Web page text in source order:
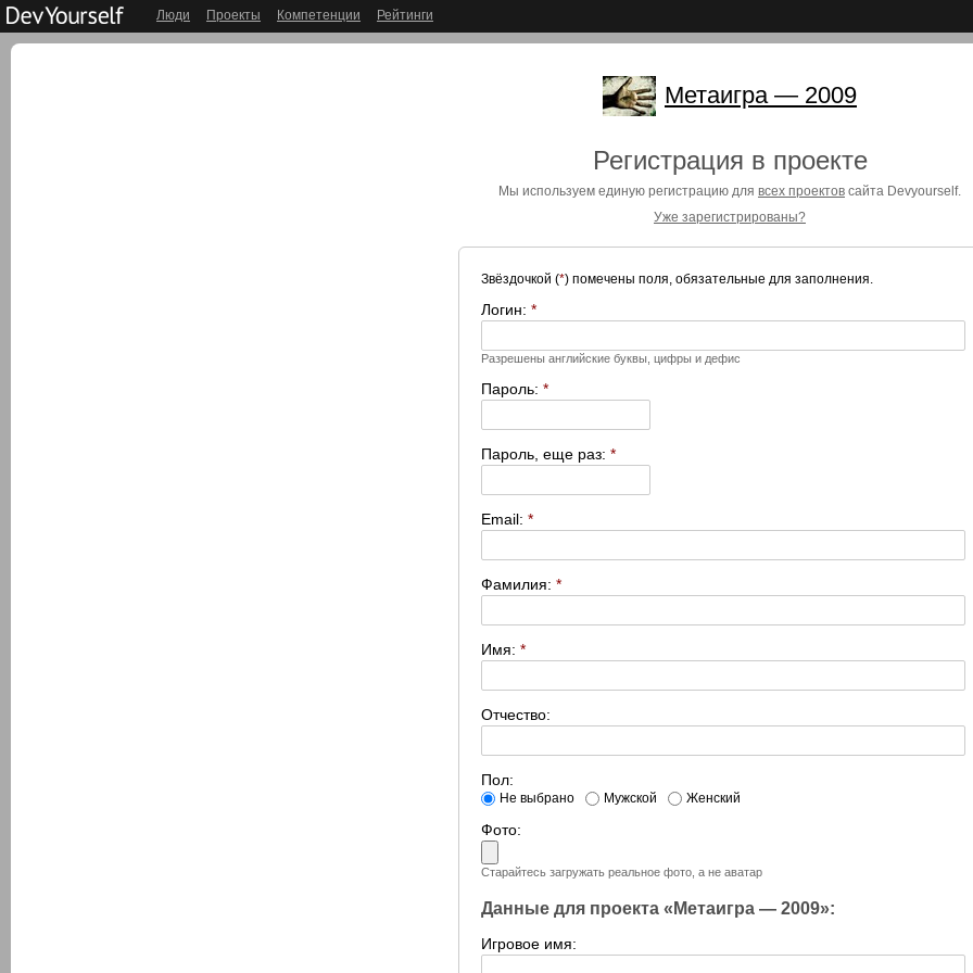
Люди Проекты Компетенции Рейтинги
Метаигра — 2009
Регистрация в проекте
Мы используем единую регистрацию для всех проектов сайта Devyourself.
Уже зарегистрированы?
Звёздочкой (*) помечены поля, обязательные для заполнения.
Логин: *
Разрешены английские буквы, цифры и дефис
Пароль: *
Пароль, еще раз: *
Email: *
Фамилия: *
Имя: *
Отчество:
Пол:
Не выбрано Мужской Женский
Фото:
Старайтесь загружать реальное фото, а не аватар
Данные для проекта «Метаигра — 2009»:
Игровое имя: